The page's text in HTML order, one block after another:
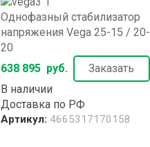
Однофазный стабилизатор
напряжения Vega 25-15 / 20-
20
638 895 руб.
Заказать
В наличии
Доставка по РФ
Артикул: 4665317170158